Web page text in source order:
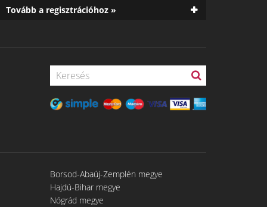
Tovább a regisztrációhoz »
Borsod-Abaúj-Zemplén megye
Hajdú-Bihar megye
Nógrád megye